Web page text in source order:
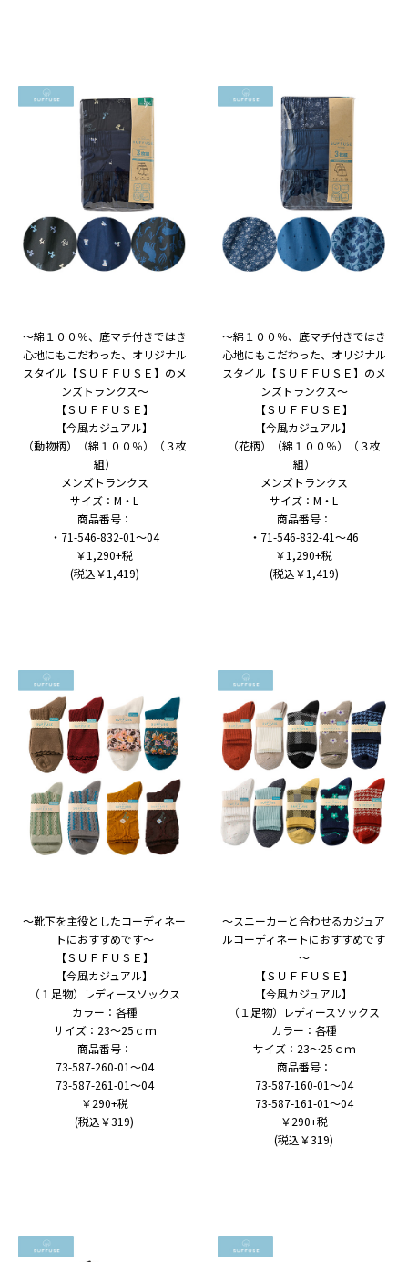
～綿１００％、底マチ付きではき
心地にもこだわった、オリジナル
スタイル【ＳＵＦＦＵＳＥ】のメ
ンズトランクス～
【ＳＵＦＦＵＳＥ】
【今風カジュアル】
（動物柄）（綿１００％）（３枚
組）
メンズトランクス
サイズ：M・L
商品番号：
・71-546-832-01～04
￥1,290+税
(税込￥1,419)
～綿１００％、底マチ付きではき
心地にもこだわった、オリジナル
スタイル【ＳＵＦＦＵＳＥ】のメ
ンズトランクス～
【ＳＵＦＦＵＳＥ】
【今風カジュアル】
（花柄）（綿１００％）（３枚
組）
メンズトランクス
サイズ：M・L
商品番号：
・71-546-832-41～46
￥1,290+税
(税込￥1,419)
～靴下を主役としたコーディネー
トにおすすめです～
【ＳＵＦＦＵＳＥ】
【今風カジュアル】
（１足物）レディースソックス
カラー：各種
サイズ：23～25ｃｍ
商品番号：
73-587-260-01～04
73-587-261-01～04
￥290+税
(税込￥319)
～スニーカーと合わせるカジュア
ルコーディネートにおすすめです
～
【ＳＵＦＦＵＳＥ】
【今風カジュアル】
（１足物）レディースソックス
カラー：各種
サイズ：23～25ｃｍ
商品番号：
73-587-160-01～04
73-587-161-01～04
￥290+税
(税込￥319)